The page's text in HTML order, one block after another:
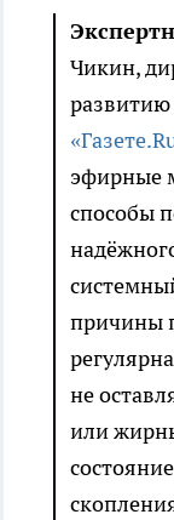
Чикин,
развитию
эфирные
способы
причины
не
или